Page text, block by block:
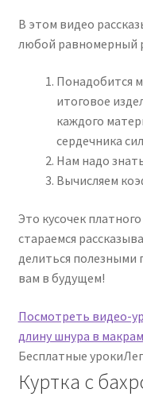
В этом видео
любой равномерный
Понадобится
итоговое
каждого
сердечника
Нам надо
Вычисляем
Это кусочек
стараемся
делиться полезными
вам в будущем!
Посмотреть видео-
длину шнура в
Бесплатные уроки
Куртка с